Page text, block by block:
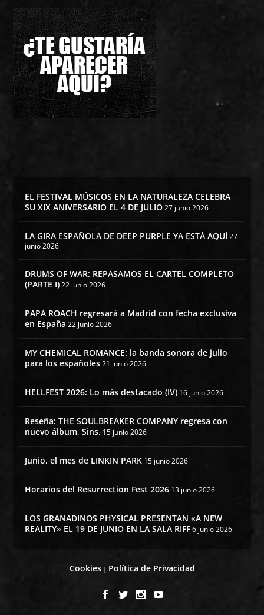
EL FESTIVAL MÚSICOS EN LA NATURALEZA CELEBRA
SU XIX ANIVERSARIO EL 4 DE JULIO 27 junio 2026
LA GIRA ESPAÑOLA DE DEEP PURPLE YA ESTÁ AQUÍ27
junio 2026
DRUMS OF WAR: REPASAMOS EL CARTEL COMPLETO
(PARTE I) 22 junio 2026
PAPA ROACH regresará a Madrid con fecha exclusiva
en España 22 junio 2026
MY CHEMICAL ROMANCE: la banda sonora de julio
para los españoles 21 junio 2026
HELLFEST 2026: Lo más destacado (IV) 16 junio 2026
Reseña: THE SOULBREAKER COMPANY regresa con
nuevo álbum, Sins. 15 junio 2026
Junio, el mes de LINKIN PARK 15 junio 2026
Horarios del Resurrection Fest 2026 13 junio 2026
LOS GRANADINOS PHYSICAL PRESENTAN «A NEW
REALITY» EL 19 DE JUNIO EN LA SALA RIFF 6 junio 2026
Cookies| Política de Privacidad